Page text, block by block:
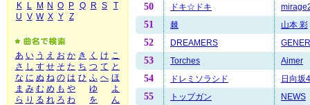
K
L M N O P Q R S
T
U V W X Y Z
あ い う え お か き く け こ
さ し す せ そ た ち つ て と
な に ぬ ね の は ひ ふ へ ほ
ま み む め も や ゆ
よ
ら り る れ ろ わ を
ん
50 ドキ☆ドキ
51 棘 山本 彩
52 DREAMERS
53 Torches Aimer
54 ドレミソラシド 日向坂
55 トップガン NEWS